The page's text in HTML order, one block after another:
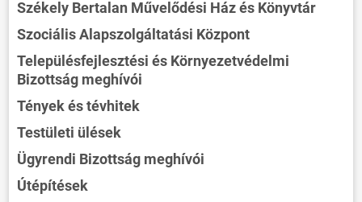
Székely Bertalan Művelődési Ház és Könyvtár
Szociális Alapszolgáltatási Központ
Településfejlesztési és Környezetvédelmi
Bizottság meghívói
Tények és tévhitek
Testületi ülések
Ügyrendi Bizottság meghívói
Útépítések